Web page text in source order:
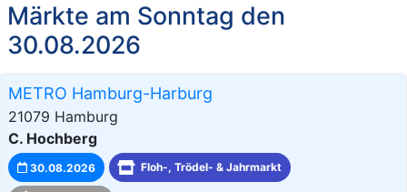
Märkte am Sonntag den
30.08.2026
METRO Hamburg-Harburg
21079 Hamburg
C. Hochberg
30.08.2026 Floh-, Trödel- & Jahrmarkt